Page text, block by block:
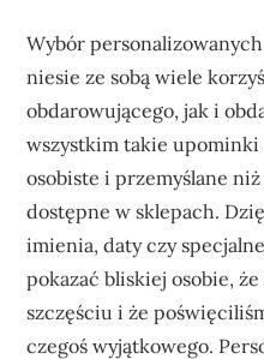
Wybór
niesie ze sobą wiele
obdarowującego, jak i
wszystkim takie upominki
osobiste i przemyślane
dostępne w sklepach.
imienia, daty czy
pokazać bliskiej osobie,
szczęściu i że
czegoś wyjątkowego.